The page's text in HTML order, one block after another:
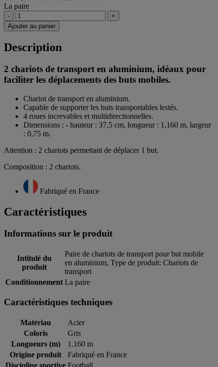
La paire
-
+
Ajouter au panier
Description
2 chariots de transport en aluminium, idéaux pour
faciliter les déplacements des buts mobiles.
Chariot de transport en aluminium.
Capable de supporter les buts transportables lestés.
4 roues increvables et multidirectionnelles.
Dimensions : - hauteur : 37,5 cm, longueur : 1,160 m, largeur
: 0,75 m.
Attention : 2 chariots permettant de déplacer 1 but.
Composition : 2 chariots.
Fabriqué en France
Caractéristiques
Informations sur le produit
Intitulé du
produit
Paire de chariots de transport pour but mobile
en aluminium, Type de produit: Chariots de
transport
Conditionnement La paire
Caractéristiques techniques
Matériau
Acier
Coloris
Gris
Longueurs (m)
1.160 m
Origine produit
Fabriqué en France
Discipline sportive Football